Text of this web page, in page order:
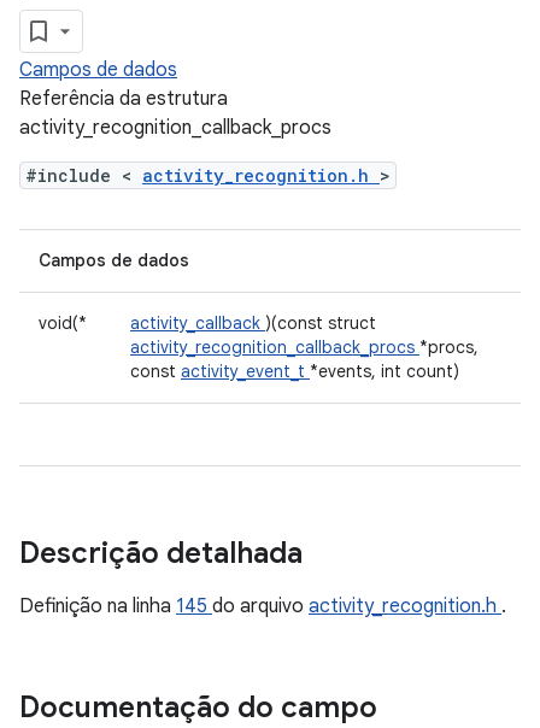
Campos de dados
Referência da estrutura
activity_recognition_callback_procs
#include < activity_recognition.h >
Campos de dados
void(* activity_callback )(const struct
activity_recognition_callback_procs *procs,
const activity_event_t *events, int count)
Descrição detalhada
Definição na linha 145 do arquivo activity_recognition.h .
Documentação do campo